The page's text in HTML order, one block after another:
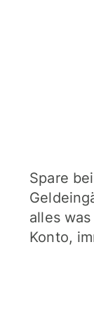
Spare
alles
Konto,